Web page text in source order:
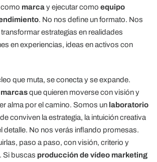
como marcay ejecutar comoequipo
. No nos define un formato. Nos
estrategias en realidades
en experiencias, ideas en activos con
que muta, se conecta y se expande.
que quieren moverse con visión y
alma por el camino. Somos un laboratorio
conviven la estrategia, la intuición creativa
detalle. No nos verás inflando promesas.
paso a paso, con visión, criterio y
Si buscas producción de vídeo marketing